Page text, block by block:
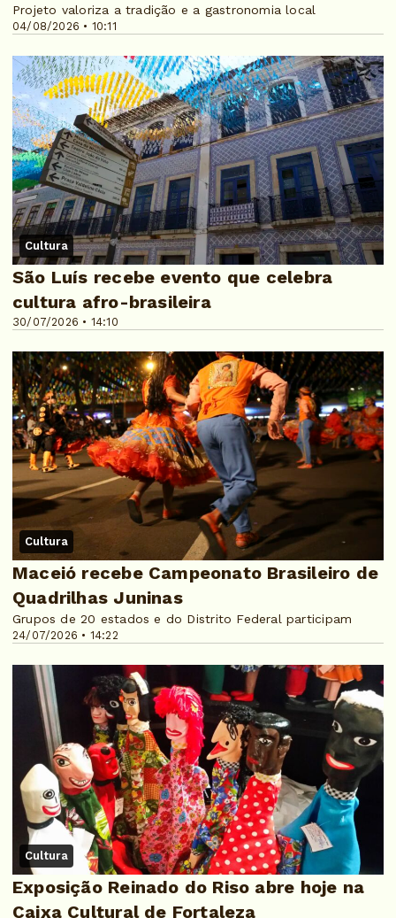
04/08/2026 • 10:11
Projeto valoriza a tradição e a gastronomia local
Cultura
30/07/2026 • 14:10
São Luís recebe evento que celebra
cultura afro-brasileira
Cultura
24/07/2026 • 14:22
Maceió recebe Campeonato Brasileiro de
Quadrilhas Juninas
Grupos de 20 estados e do Distrito Federal participam
Cultura
Exposição Reinado do Riso abre hoje na
Caixa Cultural de Fortaleza